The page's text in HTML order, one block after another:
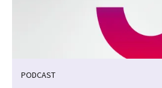
PODCAST